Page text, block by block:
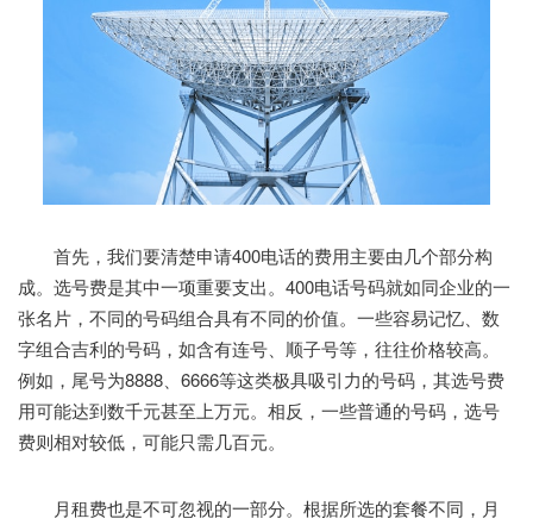
首先，我们要清楚申请400电话的费用主要由几个部分构
成。选号费是其中一项重要支出。400电话号码就如同企业的一
张名片，不同的号码组合具有不同的价值。一些容易记忆、数
字组合吉利的号码，如含有连号、顺子号等，往往价格较高。
例如，尾号为8888、6666等这类极具吸引力的号码，其选号费
用可能达到数千元甚至上万元。相反，一些普通的号码，选号
费则相对较低，可能只需几百元。
月租费也是不可忽视的一部分。根据所选的套餐不同，月